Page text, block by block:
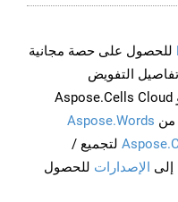
للحصول على حصة مجانية
التفويض
احصل على Aspose.Words و Aspose.Cells Cloud
Aspose.Words
repos لتجميع /
الإصدارات للحصول